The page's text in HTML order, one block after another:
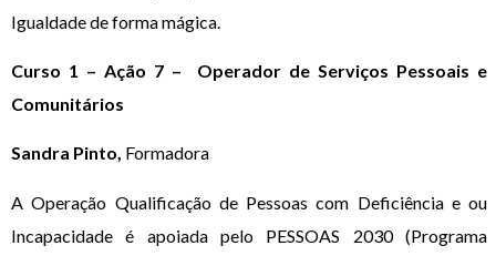
Igualdade de forma mágica.
Curso 1 – Ação 7 – Operador de Serviços Pessoais e
Comunitários
Sandra Pinto, Formadora
A Operação Qualificação de Pessoas com Deficiência e ou
Incapacidade é apoiada pelo PESSOAS 2030 (Programa